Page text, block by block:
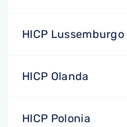
HICP Lussemburgo
HICP Olanda
HICP Polonia